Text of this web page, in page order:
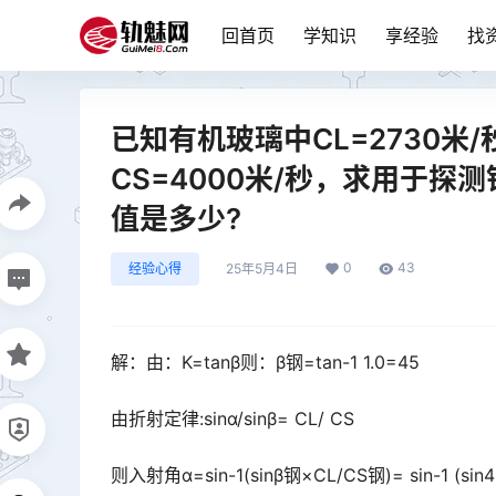
回首页 学知识 享经验 找
已知有机玻璃中CL=2730米/
CS=4000米/秒，求用于探测
值是多少?
经验心得 25年5月4日 0 43
解：由：K=tanβ则：β钢=tan-1 1.0=45
由折射定律:sinα/sinβ= CL/ CS
则入射角α=sin-1(sinβ钢×CL/CS钢)= sin-1